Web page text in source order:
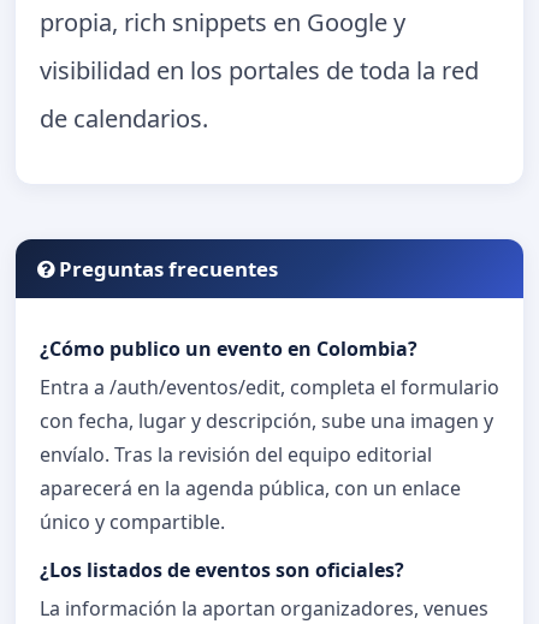
propia, rich snippets en Google y
visibilidad en los portales de toda la red
de calendarios.
Preguntas frecuentes
¿Cómo publico un evento en Colombia?
Entra a /auth/eventos/edit, completa el formulario
con fecha, lugar y descripción, sube una imagen y
envíalo. Tras la revisión del equipo editorial
aparecerá en la agenda pública, con un enlace
único y compartible.
¿Los listados de eventos son oficiales?
La información la aportan organizadores, venues